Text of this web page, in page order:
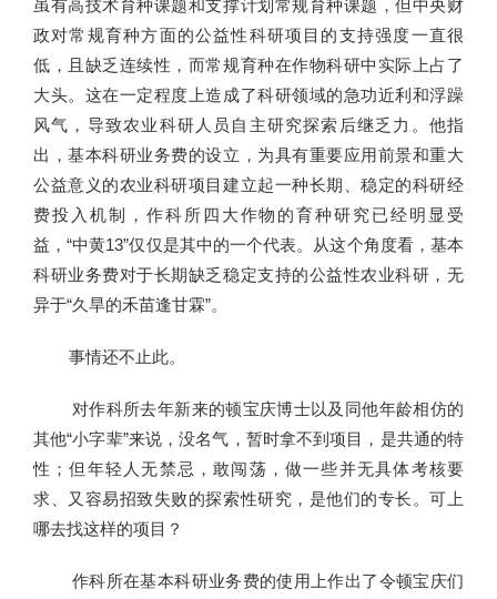
虽有高技术育种课题和支撑计划常规育种课题，但中央财
政对常规育种方面的公益性科研项目的支持强度一直很
低，且缺乏连续性，而常规育种在作物科研中实际上占了
大头。这在一定程度上造成了科研领域的急功近利和浮躁
风气，导致农业科研人员自主研究探索后继乏力。他指
出，基本科研业务费的设立，为具有重要应用前景和重大
公益意义的农业科研项目建立起一种长期、稳定的科研经
费投入机制，作科所四大作物的育种研究已经明显受
益，“中黄13”仅仅是其中的一个代表。从这个角度看，基本
科研业务费对于长期缺乏稳定支持的公益性农业科研，无
异于“久旱的禾苗逢甘霖”。
事情还不止此。
对作科所去年新来的顿宝庆博士以及同他年龄相仿的
其他“小字辈”来说，没名气，暂时拿不到项目，是共通的特
性；但年轻人无禁忌，敢闯荡，做一些并无具体考核要
求、又容易招致失败的探索性研究，是他们的专长。可上
哪去找这样的项目？
作科所在基本科研业务费的使用上作出了令顿宝庆们